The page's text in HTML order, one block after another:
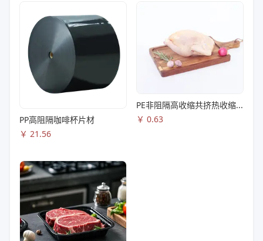
PP高阻隔咖啡杯片材
￥ 21.56
PE非阻隔高收缩共挤热收缩膜S83
￥ 0.63